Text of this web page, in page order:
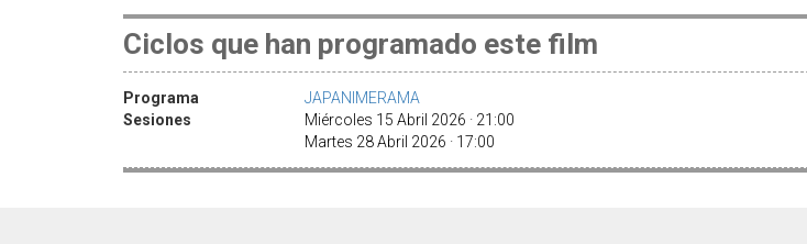
Ciclos que han programado este film
Programa
JAPANIMERAMA
Sesiones
Miércoles 15 Abril 2026 · 21:00
Martes 28 Abril 2026 · 17:00